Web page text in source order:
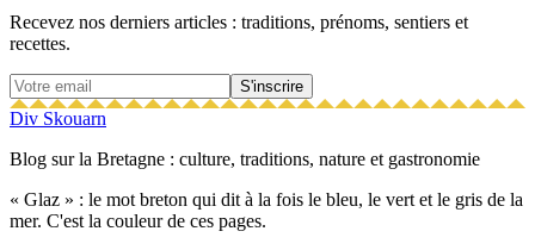
Recevez nos derniers articles : traditions, prénoms, sentiers et
recettes.
S'inscrire
Div Skouarn
Blog sur la Bretagne : culture, traditions, nature et gastronomie
« Glaz » : le mot breton qui dit à la fois le bleu, le vert et le gris de la
mer. C'est la couleur de ces pages.